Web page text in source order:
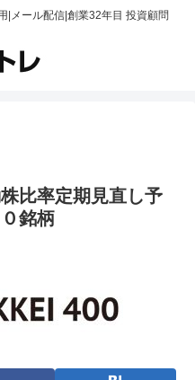
|メール配信|創業32年目 投資顧問
比率定期見直し予
銘柄